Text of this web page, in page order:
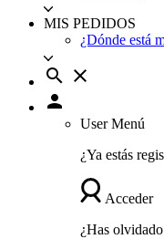
MIS PEDIDOS
¿Dónde está
search close
person
User Menú
¿Ya estás
Acceder
¿Has